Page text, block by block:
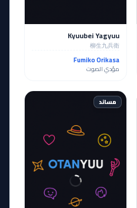
Kyuubei Yagyuu
柳生九兵衛
Fumiko Orikasa
مؤدي الصوت
مساند